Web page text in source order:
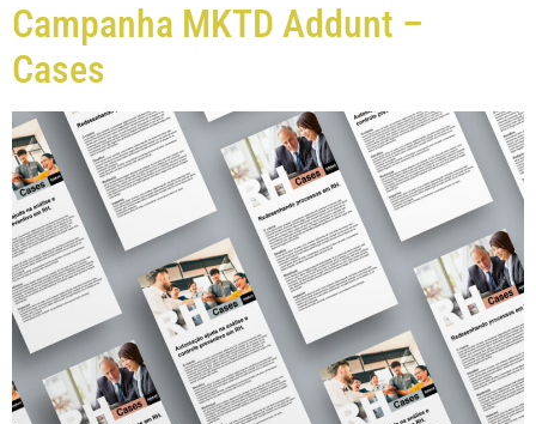
Campanha MKTD Addunt –
Cases